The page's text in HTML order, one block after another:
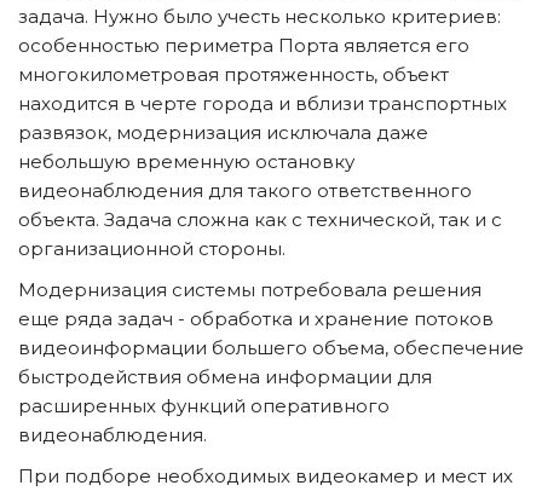
задача. Нужно было учесть несколько критериев:
особенностью периметра Порта является его
многокилометровая протяженность, объект
находится в черте города и вблизи транспортных
развязок, модернизация исключала даже
небольшую временную остановку
видеонаблюдения для такого ответственного
объекта. Задача сложна как с технической, так и с
организационной стороны.
Модернизация системы потребовала решения
еще ряда задач - обработка и хранение потоков
видеоинформации большего объема, обеспечение
быстродействия обмена информации для
расширенных функций оперативного
видеонаблюдения.
При подборе необходимых видеокамер и мест их